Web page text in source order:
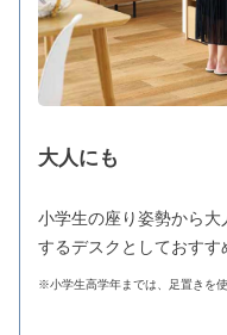
大人にも
小学生の座り姿勢から
するデスクとしておすす
※小学生高学年までは、足置きを